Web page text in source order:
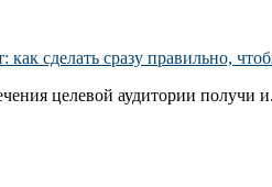
сделать сразу правильно,
целевой аудитории получи